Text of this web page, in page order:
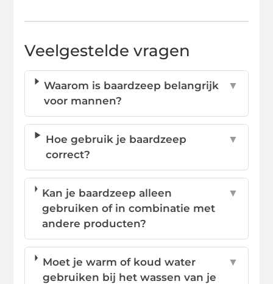
Veelgestelde vragen
Waarom is baardzeep belangrijk
voor mannen?
▼
Hoe gebruik je baardzeep
correct?
▼
Kan je baardzeep alleen
gebruiken of in combinatie met
andere producten?
▼
Moet je warm of koud water
gebruiken bij het wassen van je
▼